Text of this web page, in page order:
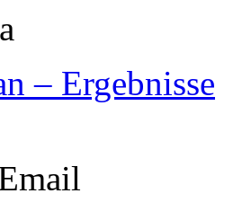
– Ergebnisse